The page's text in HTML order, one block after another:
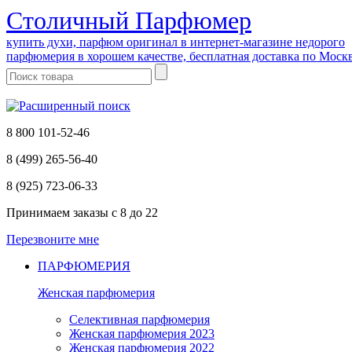
Cтоличный Парфюмер
купить духи, парфюм оригинал в интернет-магазине недорого
парфюмерия в хорошем качестве, бесплатная доставка по
8 800 101-52-46
8 (499) 265-56-40
8 (925) 723-06-33
Принимаем заказы с 8 до 22
Перезвоните мне
ПАРФЮМЕРИЯ
Женская парфюмерия
Селективная парфюмерия
Женская парфюмерия 2023
Женская парфюмерия 2022